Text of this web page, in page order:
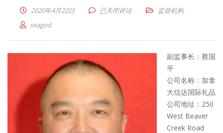
2020年4月22日 蔡国平
已关闭评论
监督机构
seagod
副监事长：蔡国
平
公司名称：加拿
大信达国际礼品
公司地址：250
West Beaver
Creek Road